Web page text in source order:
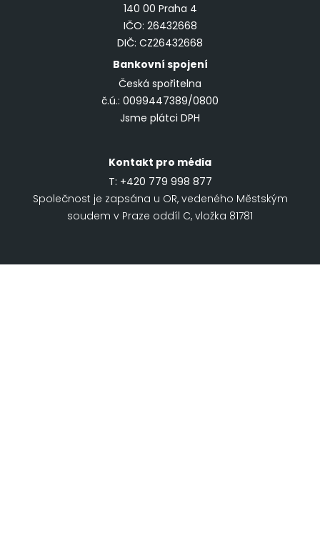
140 00 Praha 4
IČO: 26432668
DIČ: CZ26432668
Bankovní spojení
Česká spořitelna
č.ú.: 0099447389/0800
Jsme plátci DPH
Kontakt pro média
T: +420 779 998 877
Společnost je zapsána u OR, vedeného Městským
soudem v Praze oddíl C, vložka 81781